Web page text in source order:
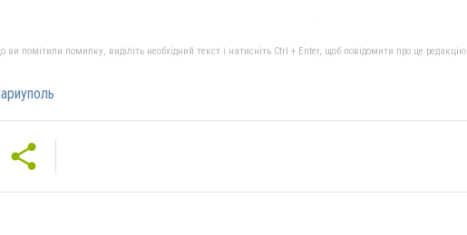
ви помітили помилку, виділіть необхідний текст і натисніть Ctrl + Enter, щоб повідомити про це редакцію